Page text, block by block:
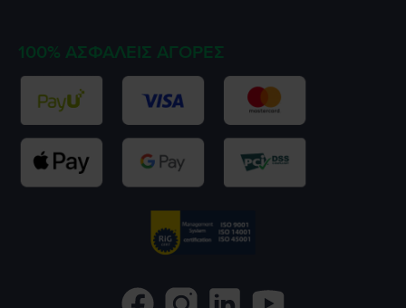
100% ΑΣΦΑΛΕΊΣ ΑΓΟΡΈΣ